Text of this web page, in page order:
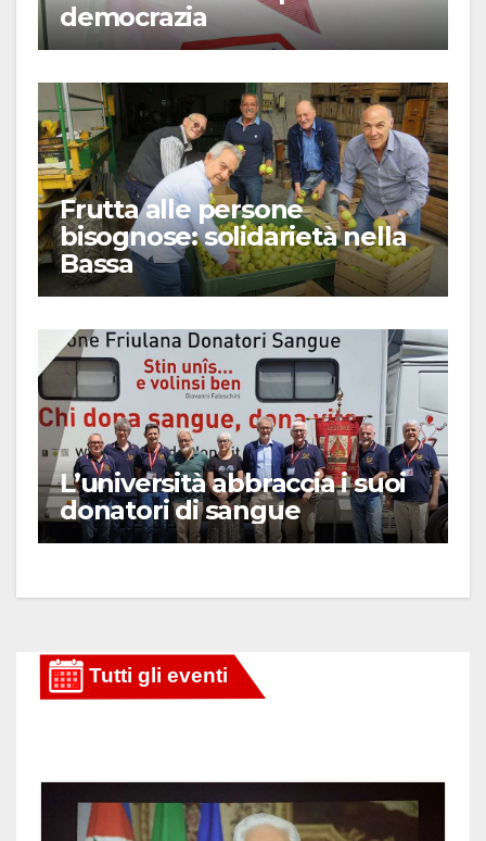
democrazia
Frutta alle persone
bisognose: solidarietà nella
Bassa
L’università abbraccia i suoi
donatori di sangue